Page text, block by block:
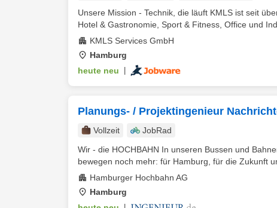
Unsere Mission - Technik, die läuft KMLS ist seit
Hotel & Gastronomie, Sport & Fitness, Office und
KMLS Services GmbH
Hamburg
heute neu
Planungs- / Projektingenieur
Vollzeit
JobRad
Wir - die HOCHBAHN In unseren Bussen und
bewegen noch mehr: für Hamburg, für die Zukunft
Hamburger Hochbahn AG
Hamburg